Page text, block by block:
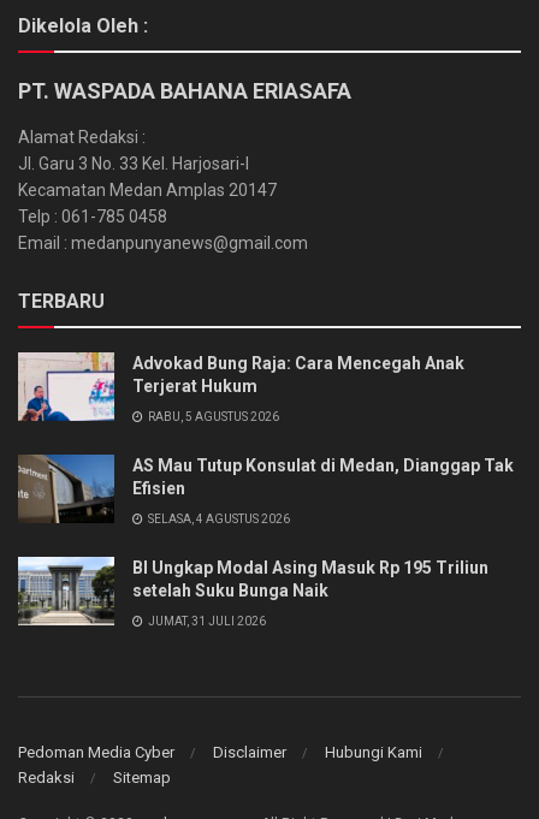
Dikelola Oleh :
PT. WASPADA BAHANA ERIASAFA
Alamat Redaksi :
Jl. Garu 3 No. 33 Kel. Harjosari-I
Kecamatan Medan Amplas 20147
Telp : 061-785 0458
Email : medanpunyanews@gmail.com
TERBARU
Advokad Bung Raja: Cara Mencegah Anak
Terjerat Hukum
RABU, 5 AGUSTUS 2026
AS Mau Tutup Konsulat di Medan, Dianggap Tak
Efisien
SELASA, 4 AGUSTUS 2026
BI Ungkap Modal Asing Masuk Rp 195 Triliun
setelah Suku Bunga Naik
JUMAT, 31 JULI 2026
Pedoman Media Cyber Disclaimer
Hubungi Kami
Redaksi
Sitemap